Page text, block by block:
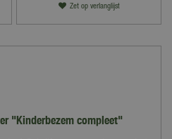
Zet op verlanglijst
"Kinderbezem compleet"